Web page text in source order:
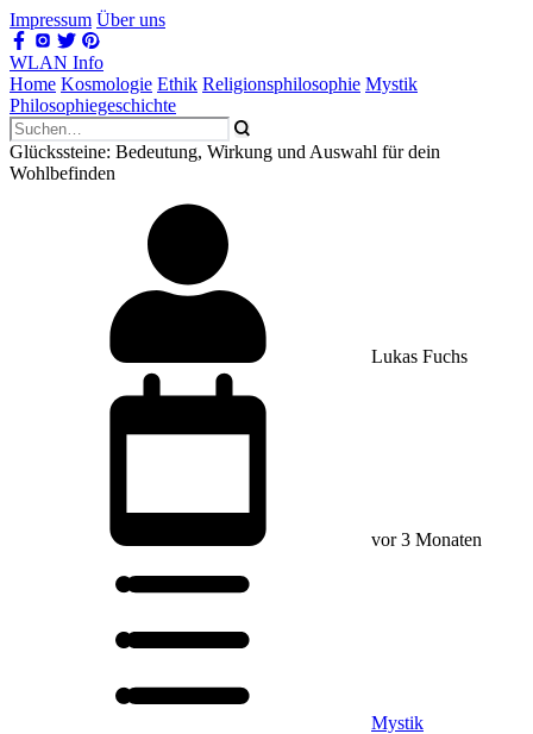
Impressum Über uns
WLAN Info
Home Kosmologie Ethik Religionsphilosophie Mystik
Philosophiegeschichte
Glückssteine: Bedeutung, Wirkung und Auswahl für dein
Wohlbefinden
Lukas Fuchs
vor 3 Monaten
Mystik